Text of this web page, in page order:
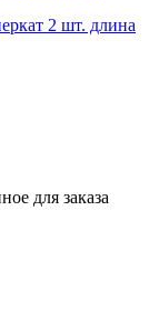
2 шт. длина
для заказа